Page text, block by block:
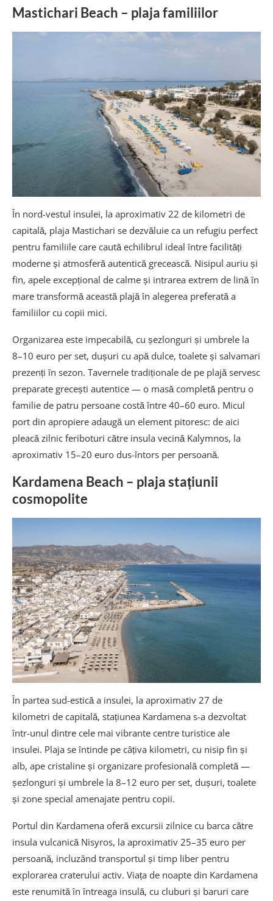
Mastichari Beach – plaja familiilor
În nord-vestul insulei, la aproximativ 22 de kilometri de
capitală, plaja Mastichari se dezvăluie ca un refugiu perfect
pentru familiile care caută echilibrul ideal între facilități
moderne și atmosferă autentică grecească. Nisipul auriu și
fin, apele excepțional de calme și intrarea extrem de lină în
mare transformă această plajă în alegerea preferată a
familiilor cu copii mici.
Organizarea este impecabilă, cu șezlonguri și umbrele la
8–10 euro per set, dușuri cu apă dulce, toalete și salvamari
prezenți în sezon. Tavernele tradiționale de pe plajă servesc
preparate grecești autentice — o masă completă pentru o
familie de patru persoane costă între 40–60 euro. Micul
port din apropiere adaugă un element pitoresc: de aici
pleacă zilnic feriboturi către insula vecină Kalymnos, la
aproximativ 15–20 euro dus-întors per persoană.
Kardamena Beach – plaja stațiunii
cosmopolite
În partea sud-estică a insulei, la aproximativ 27 de
kilometri de capitală, stațiunea Kardamena s-a dezvoltat
într-unul dintre cele mai vibrante centre turistice ale
insulei. Plaja se întinde pe câțiva kilometri, cu nisip fin și
alb, ape cristaline și organizare profesională completă —
șezlonguri și umbrele la 8–12 euro per set, dușuri, toalete
și zone special amenajate pentru copii.
Portul din Kardamena oferă excursii zilnice cu barca către
insula vulcanică Nisyros, la aproximativ 25–35 euro per
persoană, incluzând transportul și timp liber pentru
explorarea craterului activ. Viața de noapte din Kardamena
este renumită în întreaga insulă, cu cluburi și baruri care